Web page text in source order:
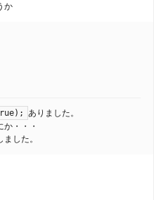
か
ありました。
・・・
した。